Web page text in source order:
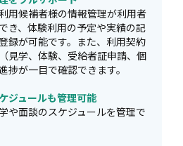
用候補者様の情報管理が利用者
き、体験利用の予定や実績の記
録が可能です。また、利用契約
見学、体験、受給者証申請、個
捗が一目で確認できます。
ジュールも管理可能
や面談のスケジュールを管理で